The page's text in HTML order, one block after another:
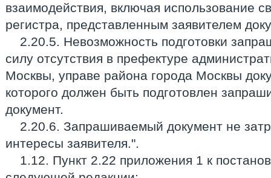
взаимодействия, включая использование
регистра, представленным заявителем
2.20.5. Невозможность подготовки
силу отсутствия в префектуре
Москвы, управе района города Москвы
которого должен быть подготовлен
документ.
2.20.6. Запрашиваемый документ не
интересы заявителя.".
1.12. Пункт 2.22 приложения 1 к